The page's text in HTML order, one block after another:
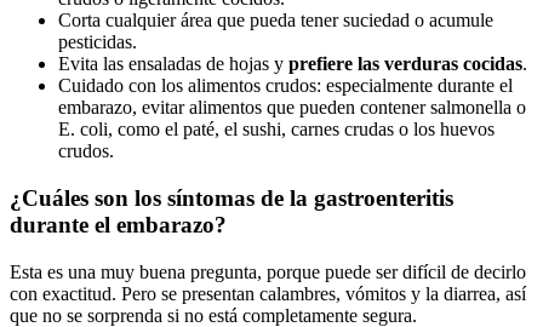
Corta cualquier área que pueda tener suciedad o acumule
pesticidas.
Evita las ensaladas de hojas y prefiere las verduras cocidas.
Cuidado con los alimentos crudos: especialmente durante el
embarazo, evitar alimentos que pueden contener salmonella o
E. coli, como el paté, el sushi, carnes crudas o los huevos
crudos.
¿Cuáles son los síntomas de la gastroenteritis
durante el embarazo?
Esta es una muy buena pregunta, porque puede ser difícil de decirlo
con exactitud. Pero se presentan calambres, vómitos y la diarrea, así
que no se sorprenda si no está completamente segura.